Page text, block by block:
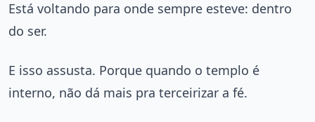
Está voltando para onde sempre esteve: dentro
do ser.
E isso assusta. Porque quando o templo é
interno, não dá mais pra terceirizar a fé.